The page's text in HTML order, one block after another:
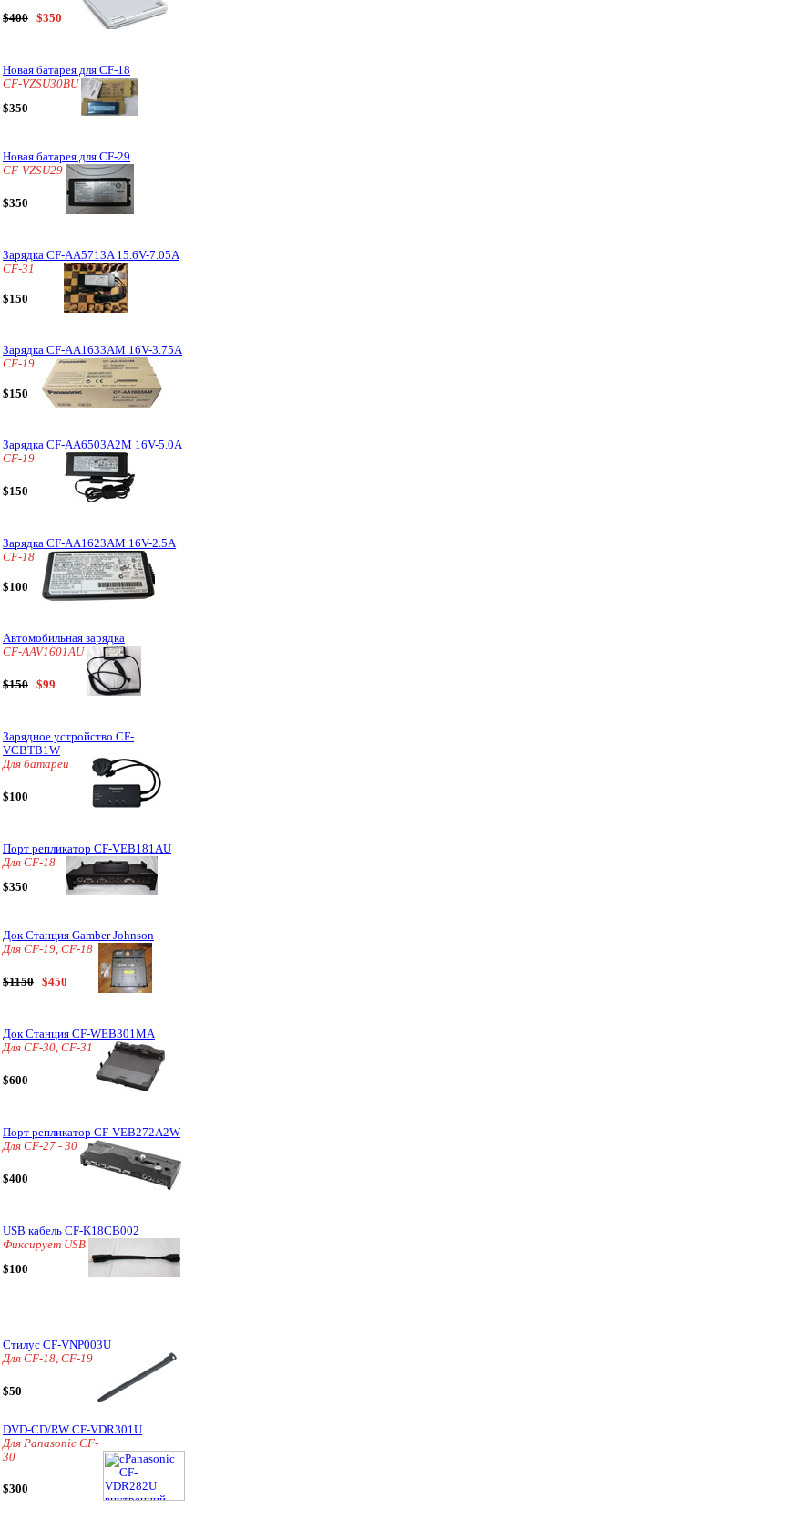
$400 $350
Новая батарея для CF-18
CF-VZSU30BU
$350
Новая батарея для CF-29
CF-VZSU29
$350
Зарядка CF-AA5713A 15.6V-7.05A
CF-31
$150
Зарядка CF-AA1633AM 16V-3.75A
CF-19
$150
Зарядка CF-AA6503A2M 16V-5.0A
CF-19
$150
Зарядка CF-AA1623AM 16V-2.5A
CF-18
$100
Автомобильная зарядка
CF-AAV1601AU
$150 $99
Зарядное устройство CF-
VCBTB1W
Для батареи
$100
Порт репликатор CF-VEB181AU
Для CF-18
$350
Док Станция Gamber Johnson
Для CF-19, CF-18
$1150 $450
Док Станция CF-WEB301MA
Для CF-30, CF-31
$600
Порт репликатор CF-VEB272A2W
Для CF-27 - 30
$400
USB кабель CF-K18CB002
Фиксирует USB
$100
Стилус CF-VNP003U
Для CF-18, CF-19
$50
DVD-CD/RW CF-VDR301U
Для Panasonic CF-
30
$300